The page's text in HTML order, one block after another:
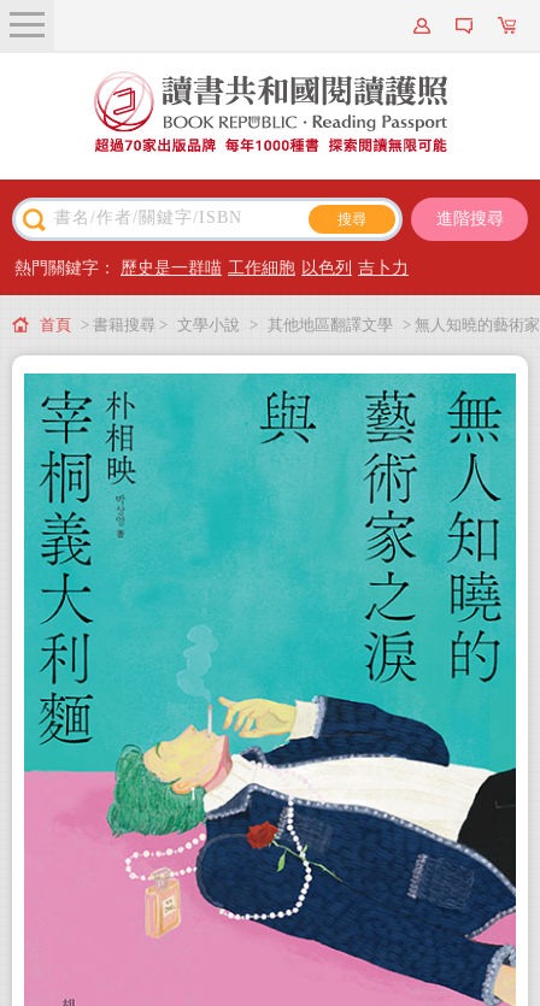
關於我們
近期新書
主題閱讀
出版專區
會員專屬
會員儲值方案
進階搜尋
熱門關鍵字： 歷史是一群喵 工作細胞 以色列 吉卜力
首頁 > 書籍搜尋 > 文學小說 > 其他地區翻譯文學 > 無人知曉的藝術家
之淚與宰桐義大利麵：《大都市的愛情法》話題影集原著、引領韓國文學未來
的話題作家朴相映出道文壇代表作